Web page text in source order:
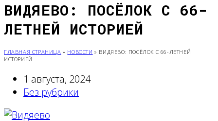
ВИДЯЕВО: ПОСЁЛОК С 66-
ЛЕТНЕЙ ИСТОРИЕЙ
ГЛАВНАЯ СТРАНИЦА » НОВОСТИ » ВИДЯЕВО: ПОСЁЛОК С 66-ЛЕТНЕЙ
ИСТОРИЕЙ
1 августа, 2024
Без рубрики